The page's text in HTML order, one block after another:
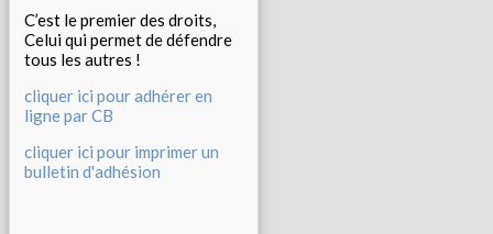
C’est le premier des droits,
Celui qui permet de défendre
tous les autres !
cliquer ici pour adhérer en
ligne par CB
cliquer ici pour imprimer un
bulletin d'adhésion